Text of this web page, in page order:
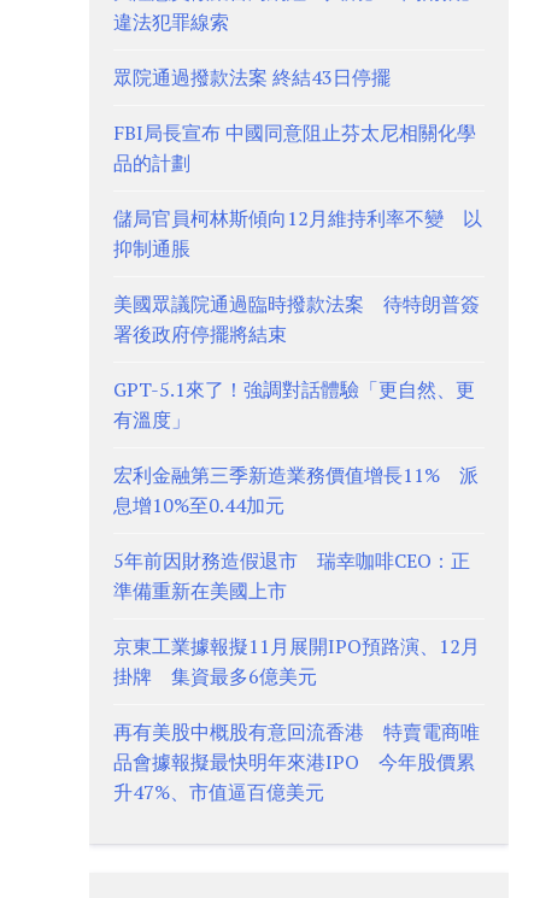
違法犯罪線索
眾院通過撥款法案 終結43日停擺
FBI局長宣布 中國同意阻止芬太尼相關化學
品的計劃
儲局官員柯林斯傾向12月維持利率不變 以
抑制通脹
美國眾議院通過臨時撥款法案 待特朗普簽
署後政府停擺將結束
GPT-5.1來了！強調對話體驗「更自然、更
有溫度」
宏利金融第三季新造業務價值增長11% 派
息增10%至0.44加元
5年前因財務造假退市 瑞幸咖啡CEO：正
準備重新在美國上市
京東工業據報擬11月展開IPO預路演、12月
掛牌 集資最多6億美元
再有美股中概股有意回流香港 特賣電商唯
品會據報擬最快明年來港IPO 今年股價累
升47%、市值逼百億美元